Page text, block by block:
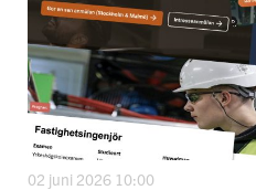
02 juni 2026 10:00